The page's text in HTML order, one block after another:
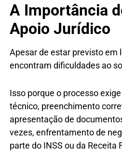
A Importância
Apoio Jurídico
Apesar de estar previsto em
encontram dificuldades ao
Isso porque o processo
técnico, preenchimento
apresentação de
vezes, enfrentamento de
parte do INSS ou da Receita